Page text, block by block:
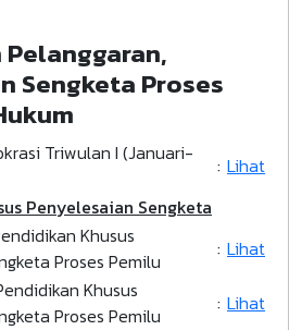
Sengketa Proses
Triwulan I (Januari-
: Lihat
Penyelesaian Sengketa
Khusus
Proses Pemilu
: Lihat
Khusus
Proses Pemilu
: Lihat